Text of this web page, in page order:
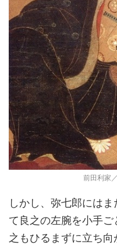
前田利家
しかし、弥七郎には
て良之の左腕を小手
之もひるまずに立ち